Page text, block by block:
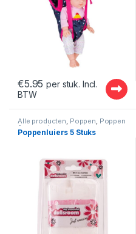
€5.95 per stuk. Incl.
BTW
Alle producten, Poppen, Poppen
Accessoires
Poppenluiers 5 Stuks